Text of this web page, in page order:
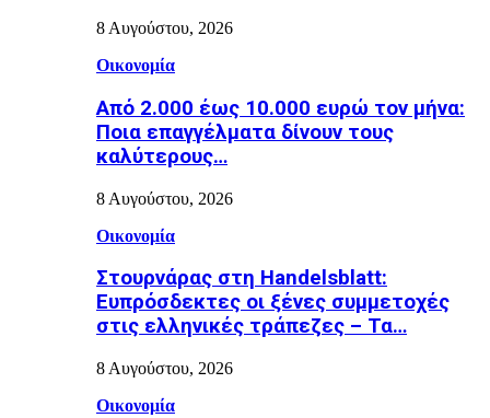
8 Αυγούστου, 2026
Οικονομία
Από 2.000 έως 10.000 ευρώ τον μήνα:
Ποια επαγγέλματα δίνουν τους
καλύτερους…
8 Αυγούστου, 2026
Οικονομία
Στουρνάρας στη Handelsblatt:
Ευπρόσδεκτες οι ξένες συμμετοχές
στις ελληνικές τράπεζες – Τα…
8 Αυγούστου, 2026
Οικονομία